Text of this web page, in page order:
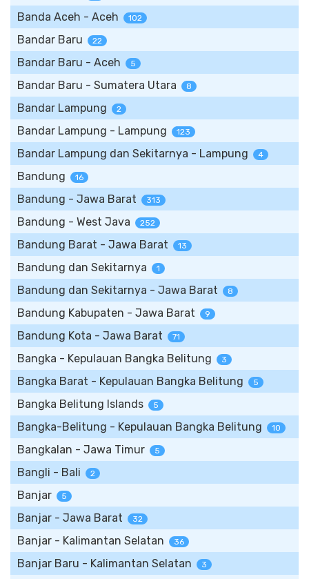
Banda Aceh - Aceh 102
Bandar Baru 22
Bandar Baru - Aceh 5
Bandar Baru - Sumatera Utara 8
Bandar Lampung 2
Bandar Lampung - Lampung 123
Bandar Lampung dan Sekitarnya - Lampung 4
Bandung 16
Bandung - Jawa Barat 313
Bandung - West Java 252
Bandung Barat - Jawa Barat 13
Bandung dan Sekitarnya 1
Bandung dan Sekitarnya - Jawa Barat 8
Bandung Kabupaten - Jawa Barat 9
Bandung Kota - Jawa Barat 71
Bangka - Kepulauan Bangka Belitung 3
Bangka Barat - Kepulauan Bangka Belitung 5
Bangka Belitung Islands 5
Bangka-Belitung - Kepulauan Bangka Belitung 10
Bangkalan - Jawa Timur 5
Bangli - Bali 2
Banjar 5
Banjar - Jawa Barat 32
Banjar - Kalimantan Selatan 36
Banjar Baru - Kalimantan Selatan 3